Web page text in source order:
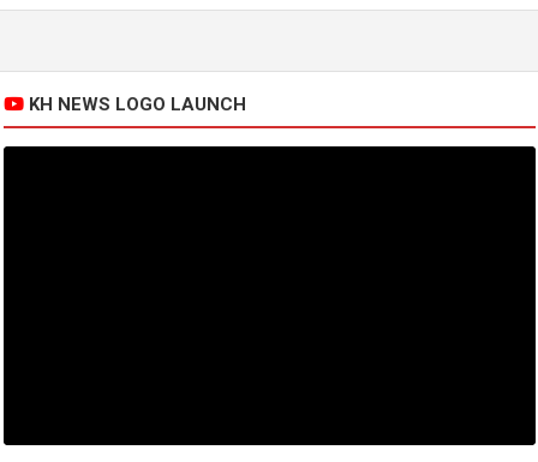
KH NEWS LOGO LAUNCH